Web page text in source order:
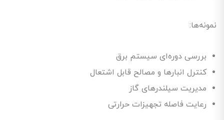
نمونه‌ها:
بررسی دوره‌ای سیستم برق
کنترل انبارها و مصالح قابل اشتعال
مدیریت سیلندرهای گاز
رعایت فاصله تجهیزات حرارتی